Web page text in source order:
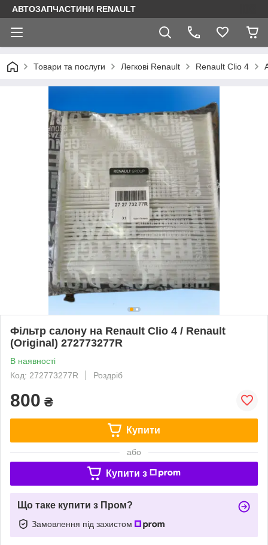
АВТОЗАПЧАСТИНИ RENAULT
Товари та послуги Легкові Renault Renault Clio 4
Фільтр салону на Renault Clio 4 / Renault
(Original) 272773277R
В наявності
Код: 272773277R
Роздріб
800 ₴
Купити
або
Купити з
Що таке купити з Пром?
Замовлення під захистом